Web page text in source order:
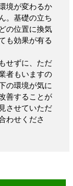
境が変わるか
。基礎の立ち
の位置に換気
も効果が有る
せずに、ただ
者もいますの
の環境が気に
善することが
させていただ
わせくださ